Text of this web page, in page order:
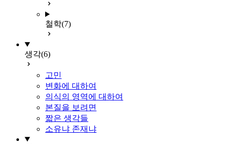
철학(7)
생각(6)
고민
변화에 대하여
의식의 영역에 대하여
본질을 보려면
짧은 생각들
소유냐 존재냐